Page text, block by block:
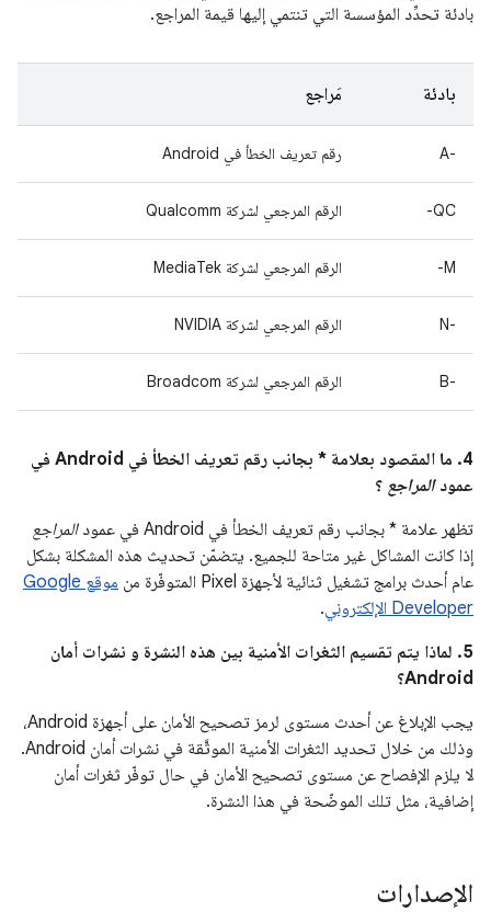
بادئة تحدِّد المؤسسة التي تنتمي إليها قيمة المراجع.
بادئة مَراجع
A-‎ رقم تعريف الخطأ في Android
QC- الرقم المرجعي لشركة Qualcomm
M- الرقم المرجعي لشركة MediaTek
‫N-‎ الرقم المرجعي لشركة NVIDIA
B-‎ الرقم المرجعي لشركة Broadcom
4. ما المقصود بعلامة * بجانب رقم تعريف الخطأ في Android في
عمودالمراجع ؟
تظهر علامة * بجانب رقم تعريف الخطأ في Android في عمود
المراجع
إذا كانت المشاكل غير متاحة للجميع. يتضمّن تحديث هذه المشكلة بشكل
عام أحدث برامج تشغيل ثنائية لأجهزة Pixel المتوفّرة من
موقع Google
Developer الإلكتروني
.
5. لماذا يتم تقسيم الثغرات الأمنية بين هذه النشرة و نشرات أمان
Android؟
يجب الإبلاغ عن أحدث مستوى لرمز تصحيح الأمان على أجهزة Android،
وذلك من خلال تحديد الثغرات الأمنية الموثَّقة في نشرات أمان Android.
لا يلزم الإفصاح عن مستوى تصحيح الأمان في حال توفّر ثغرات أمان
إضافية، مثل تلك الموضّحة في هذا النشرة.
الإصدارات